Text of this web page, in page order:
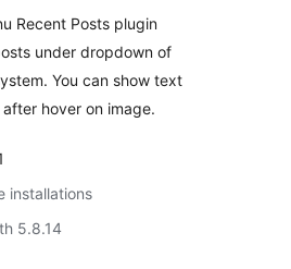
Recent Posts plugin
under dropdown of
You can show text
hover on image.
installations
5.8.14